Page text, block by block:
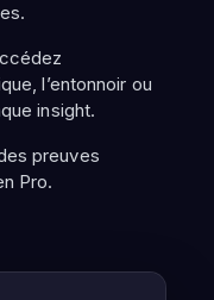
l’entonnoir ou
insight.
preuves
Pro.